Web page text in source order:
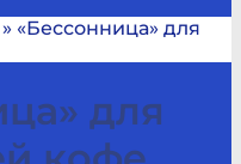
» «Бессонница» для
для